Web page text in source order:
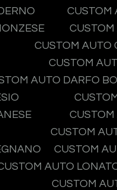
CUSTOM
CUSTOM AUTO
CUSTOM
AUTO DARFO
CUSTOM
CUSTOM
CUSTOM
AUTO
CUSTOM